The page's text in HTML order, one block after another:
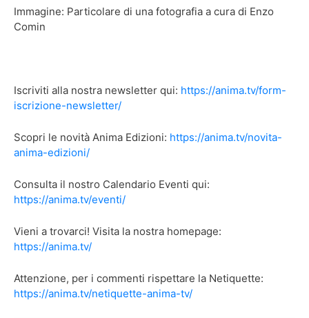
Immagine: Particolare di una fotografia a cura di Enzo
Comin
Iscriviti alla nostra newsletter qui: https://anima.tv/form-
iscrizione-newsletter/
Scopri le novità Anima Edizioni: https://anima.tv/novita-
anima-edizioni/
Consulta il nostro Calendario Eventi qui:
https://anima.tv/eventi/
Vieni a trovarci! Visita la nostra homepage:
https://anima.tv/
Attenzione, per i commenti rispettare la Netiquette:
https://anima.tv/netiquette-anima-tv/